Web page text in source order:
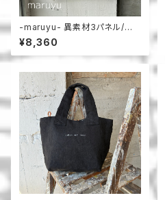
-maruyu- 異素材3パネル/横
長トート
¥8,360